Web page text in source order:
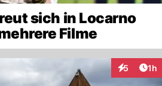
sich in Locarno
Filme
5 1h